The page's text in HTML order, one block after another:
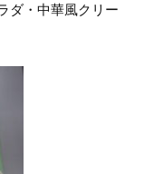
ダ・中華風クリー